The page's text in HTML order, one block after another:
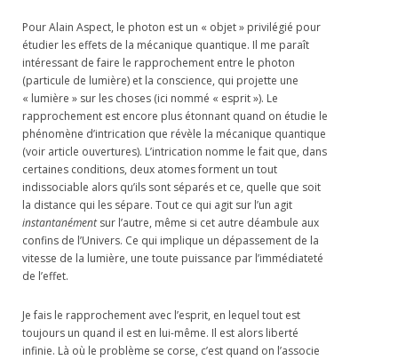
Pour Alain Aspect, le photon est un « objet » privilégié pour
étudier les effets de la mécanique quantique. Il me paraît
intéressant de faire le rapprochement entre le photon
(particule de lumière) et la conscience, qui projette une
« lumière » sur les choses (ici nommé « esprit »). Le
rapprochement est encore plus étonnant quand on étudie le
phénomène d’intrication que révèle la mécanique quantique
(voir article ouvertures). L’intrication nomme le fait que, dans
certaines conditions, deux atomes forment un tout
indissociable alors qu’ils sont séparés et ce, quelle que soit
la distance qui les sépare. Tout ce qui agit sur l’un agit
instantanémentsur l’autre, même si cet autre déambule aux
confins de l’Univers. Ce qui implique un dépassement de la
vitesse de la lumière, une toute puissance par l’immédiateté
de l’effet.
Je fais le rapprochement avec l’esprit, en lequel tout est
toujours un quand il est en lui-même. Il est alors liberté
infinie. Là où le problème se corse, c’est quand on l’associe